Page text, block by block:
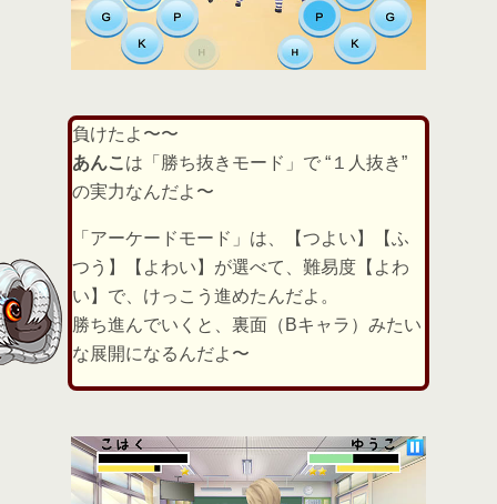
負けたよ〜〜
あんこ は「勝ち抜きモード」で “１人抜き”
の実力なんだよ〜
「アーケードモード」は、【つよい】【ふ
つう】【よわい】が選べて、難易度【よわ
い】で、けっこう進めたんだよ。
勝ち進んでいくと、裏面（Bキャラ）みたい
な展開になるんだよ〜